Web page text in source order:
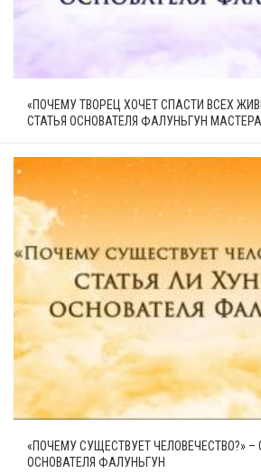
«ПОЧЕМУ ТВОРЕЦ ХОЧЕТ СПАСТИ ВСЕХ
СТАТЬЯ ОСНОВАТЕЛЯ ФАЛУНЬГУН
«ПОЧЕМУ СУЩЕСТВУЕТ ЧЕЛОВЕЧЕСТВО?»
ОСНОВАТЕЛЯ ФАЛУНЬГУН